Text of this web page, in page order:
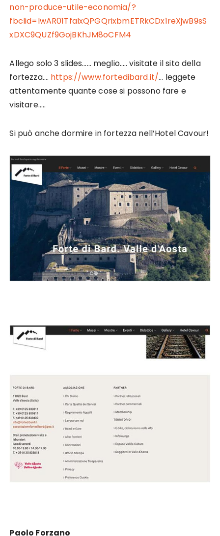
non-produce-utile-economia/?
fbclid=IwAR01TfaIxQPGQrixbmETRkCDx1reXjwB9sS
xDXC9QUZf9GojBKhJM8oCFM4
Allego solo 3 slides…… meglio….. visitate il sito della
fortezza…. https://www.fortedibard.it/… leggete
attentamente quante cose si possono fare e
visitare…..
Si può anche dormire in fortezza nell’Hotel Cavour!
Paolo Forzano